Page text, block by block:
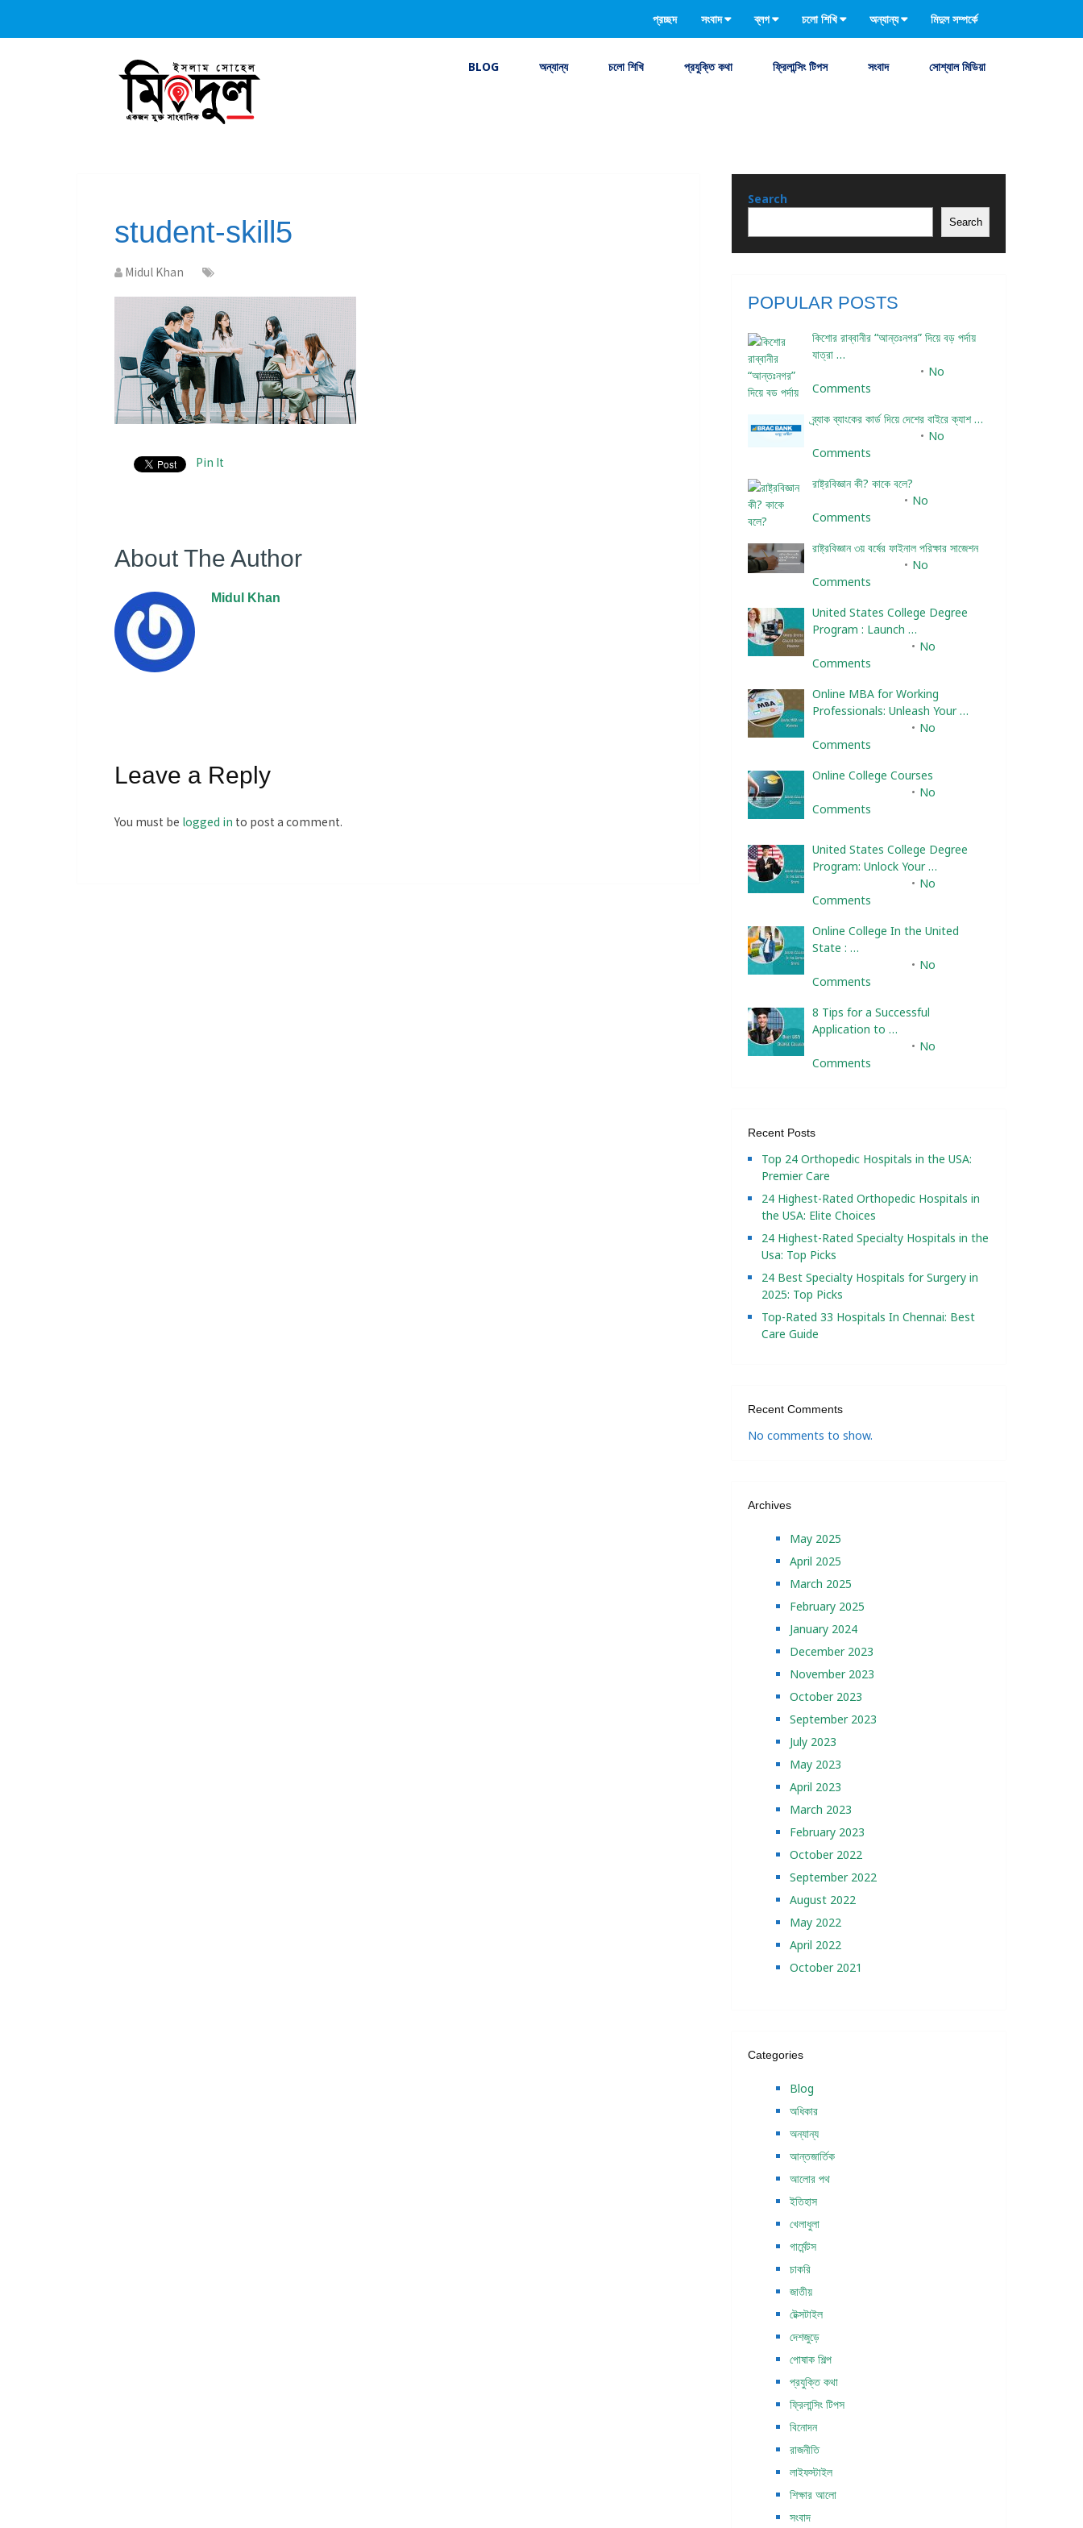
প্রচ্ছদ সংবাদ ব্লগ চলো শিখি অন্যান্য মিদুল সম্পর্কে
BLOG অন্যান্য চলো শিখি প্রযুক্তি কথা ফ্রিলান্সিং টিপস সংবাদ সোশ্যাল মিডিয়া
student-skill5
Midul Khan
Pin It
About The Author
Midul Khan
Leave a Reply
You must be logged in to post a comment.
Search
Search
POPULAR POSTS
কিশোর রাব্বানীর “আন্তঃনগর” দিয়ে বড় পর্দায়
যাত্রা …
No
Comments
ব্র্যাক ব্যাংকের কার্ড দিয়ে দেশের বাইরে ক্যাশ …
No
Comments
রাষ্ট্রবিজ্ঞান কী? কাকে বলে?
No
Comments
রাষ্ট্রবিজ্ঞান ৩য় বর্ষের ফাইনাল পরিক্ষার সাজেশন
No
Comments
United States College Degree
Program : Launch …
No
Comments
Online MBA for Working
Professionals: Unleash Your …
No
Comments
Online College Courses
No
Comments
United States College Degree
Program: Unlock Your …
No
Comments
Online College In the United
State : …
No
Comments
8 Tips for a Successful
Application to …
No
Comments
Recent Posts
Top 24 Orthopedic Hospitals in the USA:
Premier Care
24 Highest-Rated Orthopedic Hospitals in
the USA: Elite Choices
24 Highest-Rated Specialty Hospitals in the
Usa: Top Picks
24 Best Specialty Hospitals for Surgery in
2025: Top Picks
Top-Rated 33 Hospitals In Chennai: Best
Care Guide
Recent Comments
No comments to show.
Archives
May 2025
April 2025
March 2025
February 2025
January 2024
December 2023
November 2023
October 2023
September 2023
July 2023
May 2023
April 2023
March 2023
February 2023
October 2022
September 2022
August 2022
May 2022
April 2022
October 2021
Categories
Blog
অধিকার
অন্যান্য
আন্তজার্তিক
আলোর পথ
ইতিহাস
খেলাধুলা
গার্মেন্টস
চাকরি
জাতীয়
টেক্সটাইল
দেশজুড়ে
পোষাক শিল্প
প্রযুক্তি কথা
ফ্রিলান্সিং টিপস
বিনোদন
রাজনীতি
লাইফস্টাইল
শিক্ষার আলো
সংবাদ